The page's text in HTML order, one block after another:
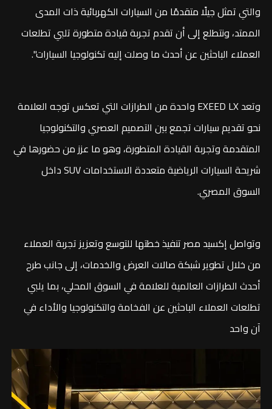
والتي تمثل جيلًا متقدمًا من السيارات الكهربائية ذات المدى
الممتد، ونتطلع إلى أن تقدم تجربة قيادة متطورة تلبي تطلعات
العملاء الباحثين عن أحدث ما وصلت إليه تكنولوجيا السيارات".
وتعد EXEED LX واحدة من الطرازات التي تعكس توجه العلامة
نحو تقديم سيارات تجمع بين التصميم العصري والتكنولوجيا
المتقدمة وتجربة القيادة المتطورة، وهو ما عزز من حضورها في
شريحة السيارات الرياضية متعددة الاستخدامات SUV داخل
السوق المصري.
وتواصل إكسيد مصر تنفيذ خطتها للتوسع وتعزيز تجربة العملاء
من خلال تطوير شبكة صالات العرض والخدمات، إلى جانب طرح
أحدث الطرازات العالمية للعلامة في السوق المحلي، بما يلبي
تطلعات العملاء الباحثين عن الفخامة والتكنولوجيا والأداء في
آن واحد